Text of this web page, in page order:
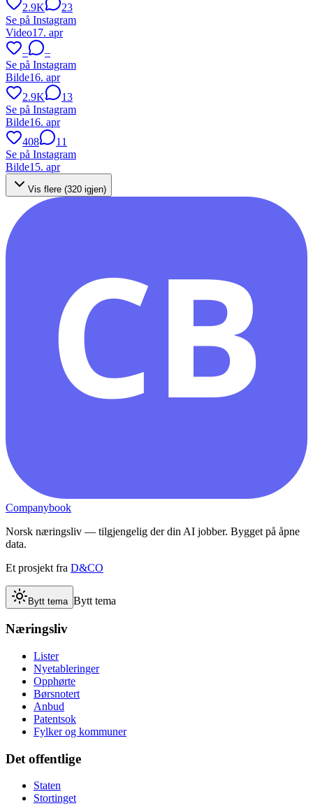
2.9K
23
Se på Instagram
Video17. apr
–
–
Se på Instagram
Bilde16. apr
2.9K
13
Se på Instagram
Bilde16. apr
408
11
Se på Instagram
Bilde15. apr
Vis flere (320 igjen)
CB
Companybook
Norsk næringsliv — tilgjengelig der din AI jobber. Bygget på åpne
data.
Et prosjekt fra D&CO
Bytt tema Bytt tema
Næringsliv
Lister
Nyetableringer
Opphørte
Børsnotert
Anbud
Patentsok
Fylker og kommuner
Det offentlige
Staten
Stortinget